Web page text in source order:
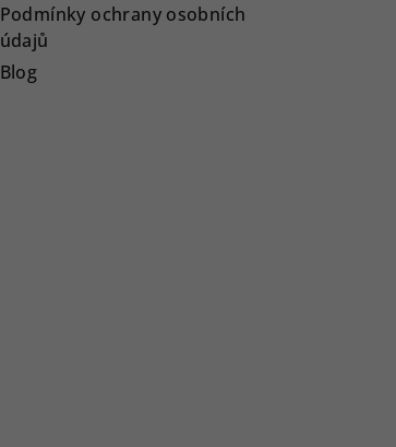
Podmínky ochrany osobních
údajů
Blog